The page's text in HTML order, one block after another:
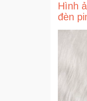
Hình
đèn